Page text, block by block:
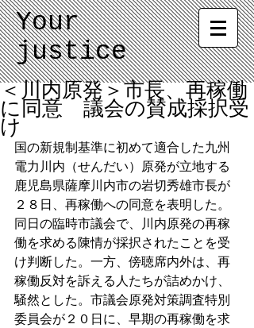
Your
justice
＜川内原発＞市長、再稼働
に同意 議会の賛成採択受
け
国の新規制基準に初めて適合した九州
電力川内（せんだい）原発が立地する
鹿児島県薩摩川内市の岩切秀雄市長が
２８日、再稼働への同意を表明した。
同日の臨時市議会で、川内原発の再稼
働を求める陳情が採択されたことを受
け判断した。一方、傍聴席内外は、再
稼働反対を訴える人たちが詰めかけ、
騒然とした。市議会原発対策調査特別
委員会が２０日に、早期の再稼働を求